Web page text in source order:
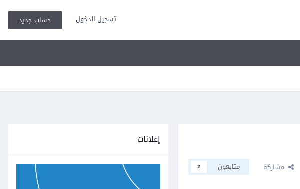
تسجيل الدخول حساب جديد
مشاركة متابعون 2
إعلانات